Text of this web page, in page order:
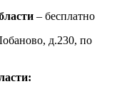
– бесплатно
д.230, по